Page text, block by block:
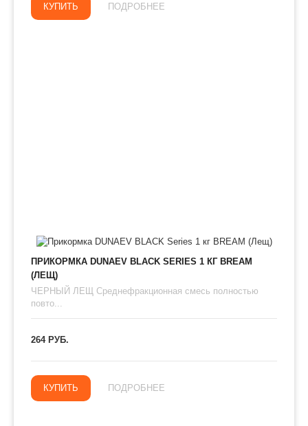
КУПИТЬ ПОДРОБНЕЕ
ПРИКОРМКА DUNAEV BLACK SERIES 1 КГ BREAM
(ЛЕЩ)
ЧЕРНЫЙ ЛЕЩ Среднефракционная смесь полностью
повто...
264 РУБ.
КУПИТЬ ПОДРОБНЕЕ